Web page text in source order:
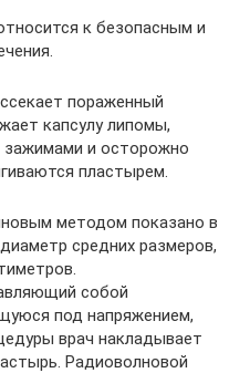
к безопасным и
пораженный
капсулу липомы,
зажимами и осторожно
пластырем.
методом показано в
средних размеров,
собой
под напряжением,
врач накладывает
Радиоволновой